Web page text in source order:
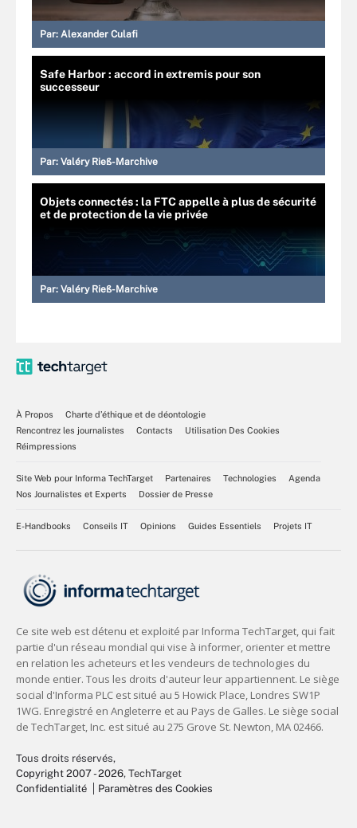
Par: Alexander Culafi
Safe Harbor : accord in extremis pour son
successeur
Par: Valéry Rieß-Marchive
Objets connectés : la FTC appelle à plus de sécurité
et de protection de la vie privée
Par: Valéry Rieß-Marchive
À Propos
Charte d’éthique et de déontologie
Rencontrez les journalistes
Contacts
Utilisation Des Cookies
Réimpressions
Site Web pour Informa TechTarget Partenaires Technologies
Agenda
Nos Journalistes et Experts
Dossier de Presse
E-Handbooks Conseils IT Opinions Guides Essentiels Projets IT
Tous droits réservés,
Copyright 2007 - 2026, TechTarget
Confidentialité
Paramètres des Cookies